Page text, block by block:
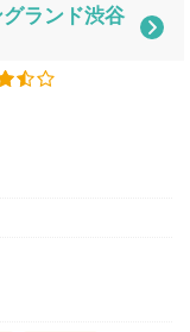
ランド渋谷